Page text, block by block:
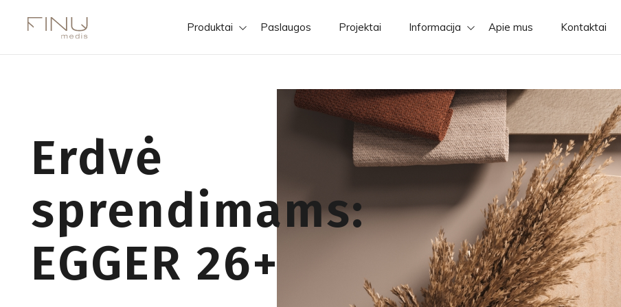
Produktai Paslaugos Projektai Informacija Apie mus Kontaktai
Erdvė
sprendimams:
EGGER 26+